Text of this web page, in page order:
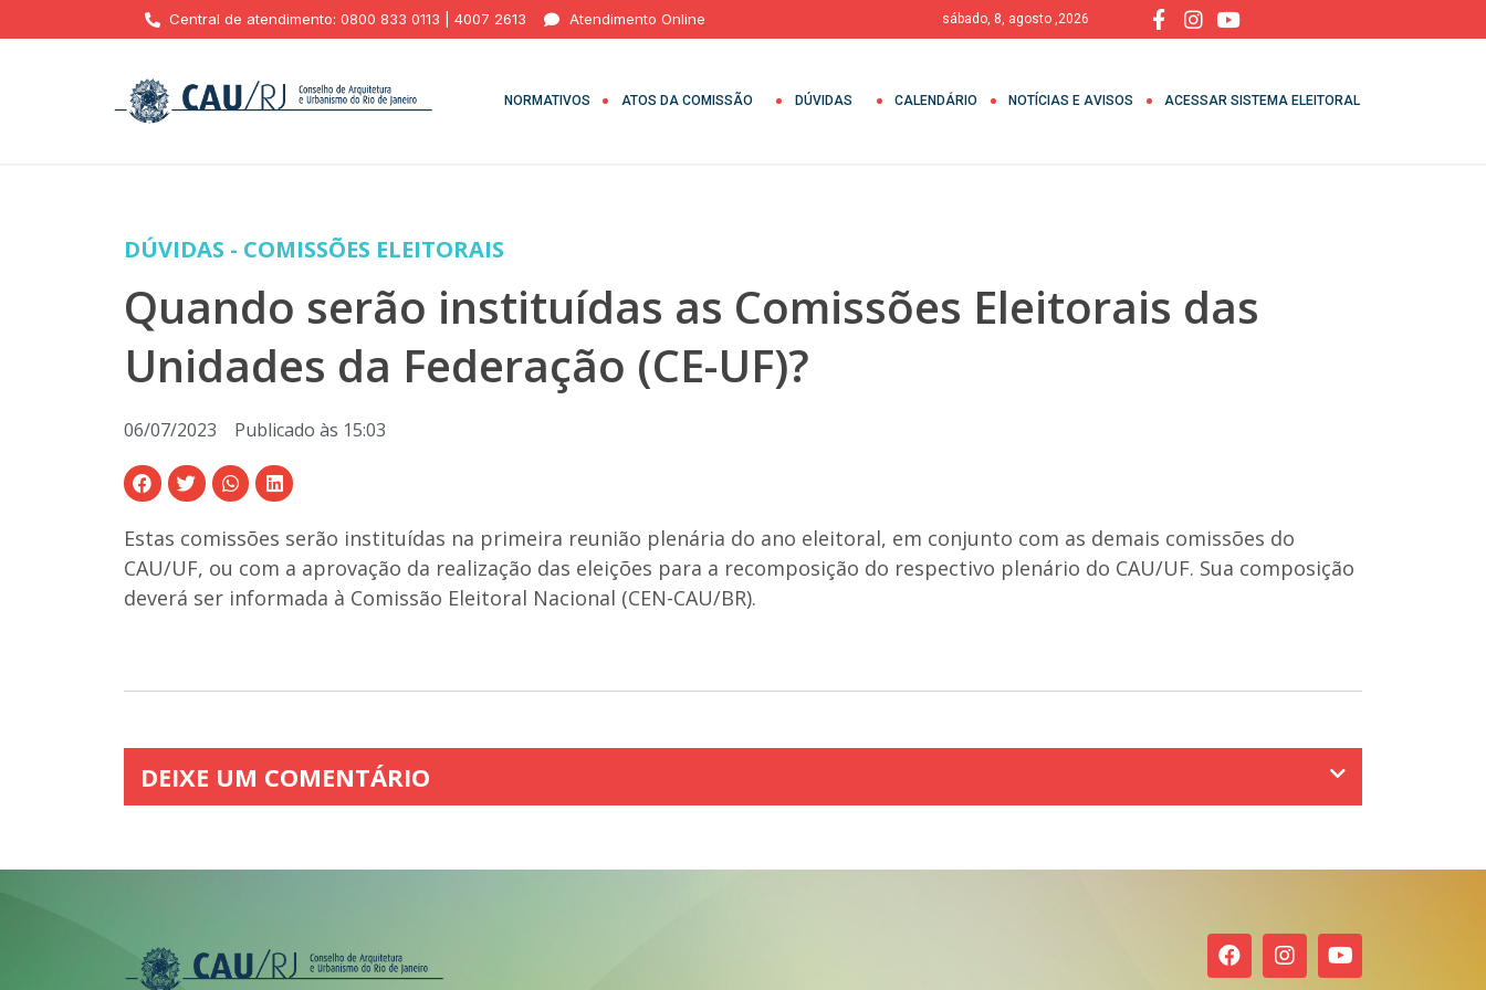
Central de atendimento: 0800 833 0113 | 4007 2613 Atendimento Online sábado, 8, agosto ,2026
NORMATIVOS ATOS DA COMISSÃO DÚVIDAS CALENDÁRIO NOTÍCIAS E AVISOS ACESSAR SISTEMA ELEITORAL
DÚVIDAS - COMISSÕES ELEITORAIS
Quando serão instituídas as Comissões Eleitorais das
Unidades da Federação (CE-UF)?
06/07/2023 Publicado às 15:03
Estas comissões serão instituídas na primeira reunião plenária do ano eleitoral, em conjunto com as demais comissões do
CAU/UF, ou com a aprovação da realização das eleições para a recomposição do respectivo plenário do CAU/UF. Sua composição
deverá ser informada à Comissão Eleitoral Nacional (CEN-CAU/BR).
DEIXE UM COMENTÁRIO